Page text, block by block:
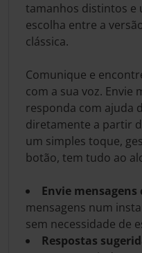
tamanhos distintos e
escolha entre a
clássica.
Comunique e
com a sua voz. Envie
responda com ajuda
diretamente a partir
um simples toque,
botão, tem tudo ao
Envie mensagens
mensagens num
sem necessidade de
Respostas